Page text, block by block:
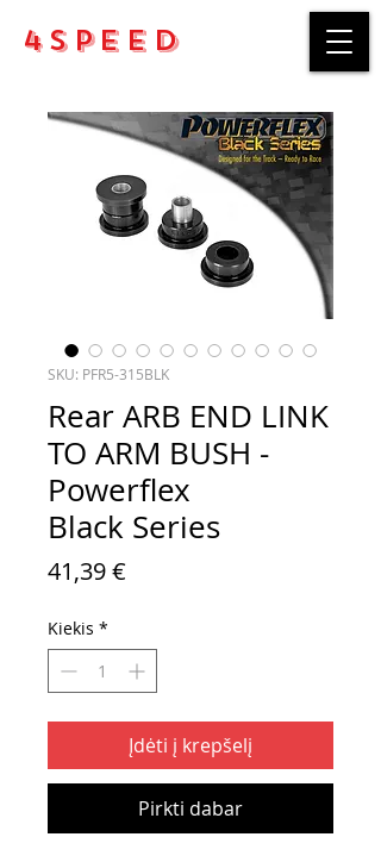
4Speed
SKU: PFR5-315BLK
Rear ARB END LINK
TO ARM BUSH -
Powerflex
Black Series
41,39 €
Kiekis *
Įdėti į krepšelį
Pirkti dabar